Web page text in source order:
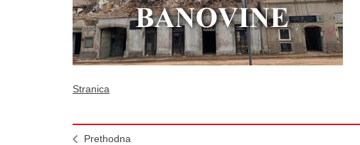
Stranica
Prethodna